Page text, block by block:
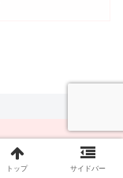
お問い合せ
トップ サイドバー